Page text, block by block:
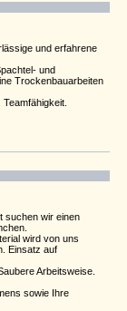
und erfahrene
und
Trockenbauarbeiten
suchen wir einen
wird von uns
Einsatz auf
Arbeitsweise.
sowie Ihre